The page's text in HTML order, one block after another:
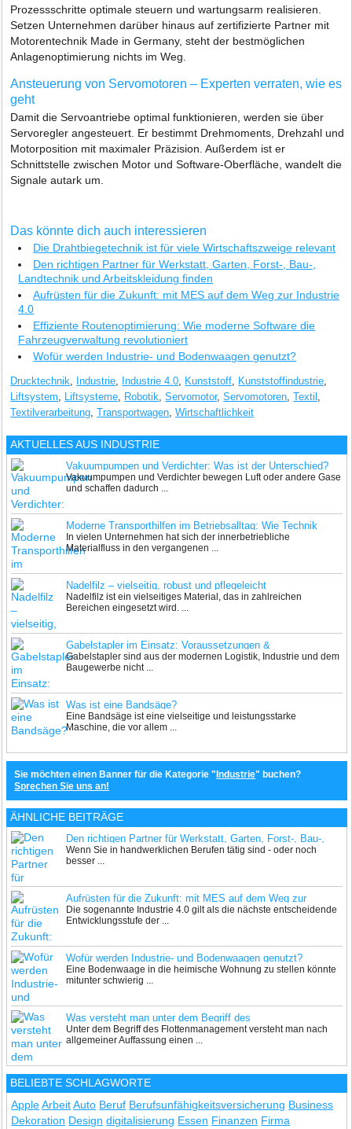
Prozessschritte optimale steuern und wartungsarm realisieren.
Setzen Unternehmen darüber hinaus auf zertifizierte Partner mit
Motorentechnik Made in Germany, steht der bestmöglichen
Anlagenoptimierung nichts im Weg.
Ansteuerung von Servomotoren – Experten verraten, wie es
geht
Damit die Servoantriebe optimal funktionieren, werden sie über
Servoregler angesteuert. Er bestimmt Drehmoments, Drehzahl und
Motorposition mit maximaler Präzision. Außerdem ist er
Schnittstelle zwischen Motor und Software-Oberfläche, wandelt die
Signale autark um.
Das könnte dich auch interessieren
Die Drahtbiegetechnik ist für viele Wirtschaftszweige relevant
Den richtigen Partner für Werkstatt, Garten, Forst-, Bau-,
Landtechnik und Arbeitskleidung finden
Aufrüsten für die Zukunft: mit MES auf dem Weg zur Industrie
4.0
Effiziente Routenoptimierung: Wie moderne Software die
Fahrzeugverwaltung revolutioniert
Wofür werden Industrie- und Bodenwaagen genutzt?
Drucktechnik, Industrie, Industrie 4.0, Kunststoff, Kunststoffindustrie,
Liftsystem, Liftsysteme, Robotik,Servomotor,Servomotoren,Textil ,
Textilverarbeitung,Transportwagen,Wirtschaftlichkeit
AKTUELLES AUS INDUSTRIE
Vakuumpumpen und Verdichter: Was ist der Unterschied?
Vakuumpumpen und Verdichter bewegen Luft oder andere Gase
und schaffen dadurch ...
Moderne Transporthilfen im Betriebsalltag: Wie Technik
effiziente und sichere Abläufe unterstützt
In vielen Unternehmen hat sich der innerbetriebliche
Materialfluss in den vergangenen ...
Nadelfilz – vielseitig, robust und pflegeleicht
Nadelfilz ist ein vielseitiges Material, das in zahlreichen
Bereichen eingesetzt wird. ...
Gabelstapler im Einsatz: Voraussetzungen &
Einsatzmöglichkeiten
Gabelstapler sind aus der modernen Logistik, Industrie und dem
Baugewerbe nicht ...
Was ist eine Bandsäge?
Eine Bandsäge ist eine vielseitige und leistungsstarke
Maschine, die vor allem ...
Sie möchten einen Banner für die Kategorie " Industrie" buchen?
Sprechen Sie uns an!
ÄHNLICHE BEITRÄGE
Den richtigen Partner für Werkstatt, Garten, Forst-, Bau-,
Landtechnik und Arbeitskleidung finden
Wenn Sie in handwerklichen Berufen tätig sind - oder noch
besser ...
Aufrüsten für die Zukunft: mit MES auf dem Weg zur
Industrie 4.0
Die sogenannte Industrie 4.0 gilt als die nächste entscheidende
Entwicklungsstufe der ...
Wofür werden Industrie- und Bodenwaagen genutzt?
Eine Bodenwaage in die heimische Wohnung zu stellen könnte
mitunter schwierig ...
Was versteht man unter dem Begriff des
Flottenmanagement
Unter dem Begriff des Flottenmanagement versteht man nach
allgemeiner Auffassung einen ...
BELIEBTE SCHLAGWORTE
Apple Arbeit Auto Beruf Berufsunfähigkeitsversicherung Business
Dekoration Design digitalisierung Essen Finanzen Firma